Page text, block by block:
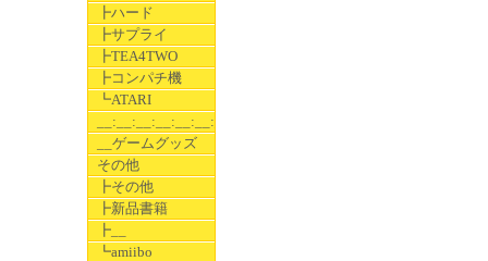
┣ハード
┣サプライ
┣TEA4TWO
┣コンパチ機
┗ATARI
__:__:__:__:__:__:__
__ゲームグッズ
その他
┣その他
┣新品書籍
┣__
┗amiibo